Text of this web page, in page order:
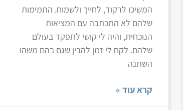
המשיכו לרקוד, לחייך ולשמוח. התמימות
שלהם לא התכתבה עם המציאות
הנוכחית, והיה לי קושי לתפקד בעולם
שלהם. לקח לי זמן להבין שגם בהם משהו
השתנה
קרא עוד »